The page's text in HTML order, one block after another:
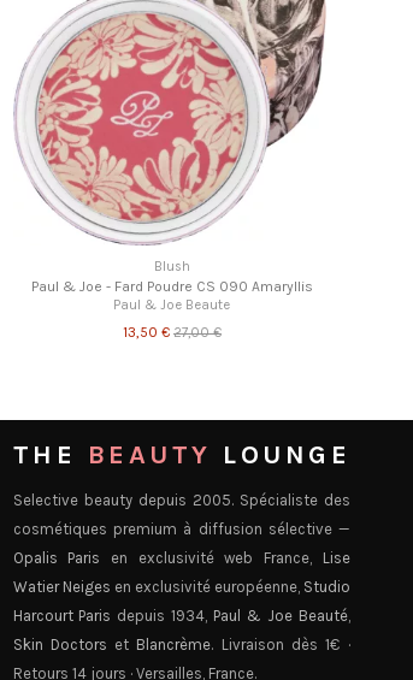
Blush
Paul & Joe - Fard Poudre CS 090 Amaryllis
Paul & Joe Beaute
13,50 € 27,00 €
THE BEAUTY LOUNGE
Selective beauty depuis 2005. Spécialiste des
cosmétiques premium à diffusion sélective —
Opalis Paris en exclusivité web France, Lise
Watier Neiges en exclusivité européenne, Studio
Harcourt Paris depuis 1934, Paul & Joe Beauté,
Skin Doctors et Blancrème. Livraison dès 1€ ·
Retours 14 jours · Versailles, France.